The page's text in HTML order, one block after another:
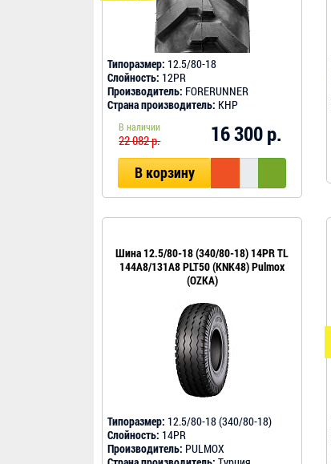
Типоразмер: 12.5/80-18
Слойность: 12PR
Производитель: FORERUNNER
Страна производитель: КНР
В наличии
22 082 р. 16 300 р.
В корзину
Шина 12.5/80-18 (340/80-18) 14PR TL
144A8/131A8 PLT50 (KNK48) Pulmox
(OZKA)
Типоразмер: 12.5/80-18 (340/80-18)
Слойность: 14PR
Производитель: PULMOX